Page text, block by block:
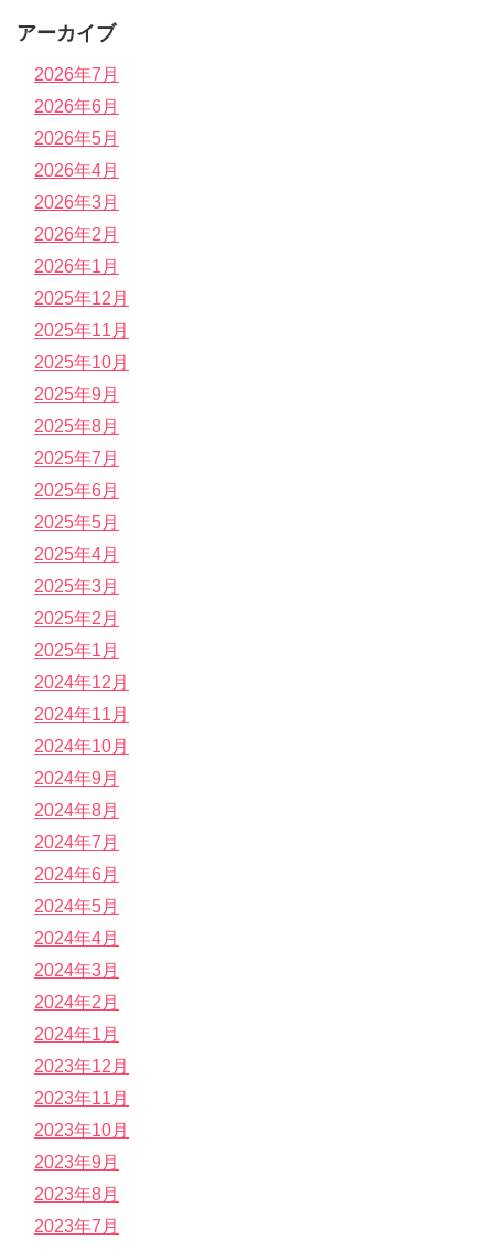
アーカイブ
2026年7月
2026年6月
2026年5月
2026年4月
2026年3月
2026年2月
2026年1月
2025年12月
2025年11月
2025年10月
2025年9月
2025年8月
2025年7月
2025年6月
2025年5月
2025年4月
2025年3月
2025年2月
2025年1月
2024年12月
2024年11月
2024年10月
2024年9月
2024年8月
2024年7月
2024年6月
2024年5月
2024年4月
2024年3月
2024年2月
2024年1月
2023年12月
2023年11月
2023年10月
2023年9月
2023年8月
2023年7月